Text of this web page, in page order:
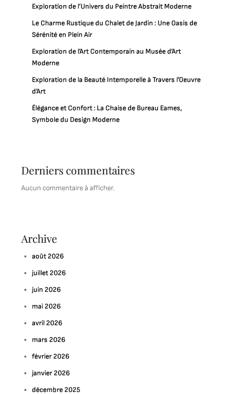
Exploration de l’Univers du Peintre Abstrait Moderne
Le Charme Rustique du Chalet de Jardin : Une Oasis de
Sérénité en Plein Air
Exploration de l’Art Contemporain au Musée d’Art
Moderne
Exploration de la Beauté Intemporelle à Travers l’Oeuvre
d’Art
Élégance et Confort : La Chaise de Bureau Eames,
Symbole du Design Moderne
Derniers commentaires
Aucun commentaire à afficher.
Archive
août 2026
juillet 2026
juin 2026
mai 2026
avril 2026
mars 2026
février 2026
janvier 2026
décembre 2025